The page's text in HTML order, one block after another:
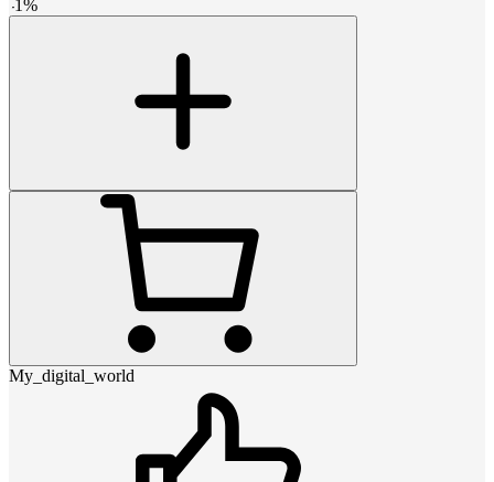
-1%
My_digital_world